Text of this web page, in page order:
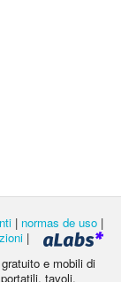
| normas de uso |
|
e mobili di
tavoli,